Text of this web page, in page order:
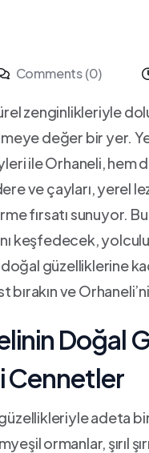
Comments (0)
zenginlikleriyle
değer bir yer.
ile Orhaneli,⁢ hem
ve ‍çayları,⁤ yerel
fırsatı sunuyor.
keşfedecek,
güzelliklerine
ve‍
Doğal‍
Cennetler
adeta
⁢ormanlar, ⁣şırıl